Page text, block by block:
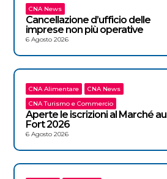
CNA News
Cancellazione d’ufficio delle
imprese non più operative
6 Agosto 2026
CNA Alimentare
CNA News
CNA Turismo e Commercio
Aperte le iscrizioni al Marché au
Fort 2026
6 Agosto 2026